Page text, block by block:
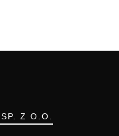
Z O.O.